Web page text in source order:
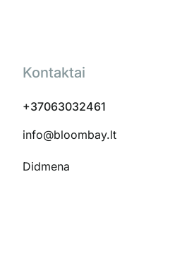
Kontaktai
+37063032461
info@bloombay.lt
Didmena